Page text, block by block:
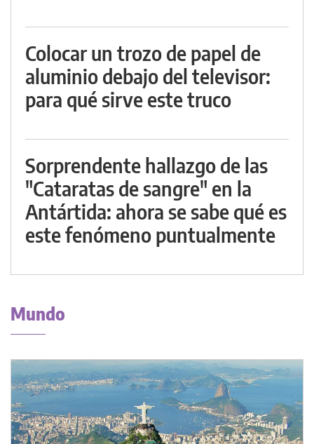
Colocar un trozo de papel de
aluminio debajo del televisor:
para qué sirve este truco
Sorprendente hallazgo de las
"Cataratas de sangre" en la
Antártida: ahora se sabe qué es
este fenómeno puntualmente
Mundo